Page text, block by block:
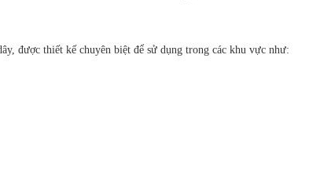
được thiết kế chuyên biệt để sử dụng trong các khu vực như: